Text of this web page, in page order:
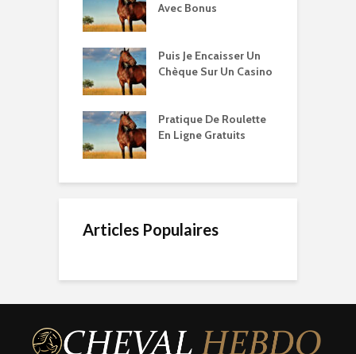
Avec Bonus
Puis Je Encaisser Un
Chèque Sur Un Casino
Pratique De Roulette
En Ligne Gratuits
Articles Populaires